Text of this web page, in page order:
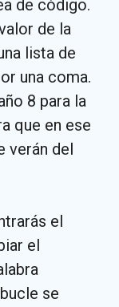
de código.
de la
lista de
una coma.
8 para la
que en ese
verán del
el
el
se